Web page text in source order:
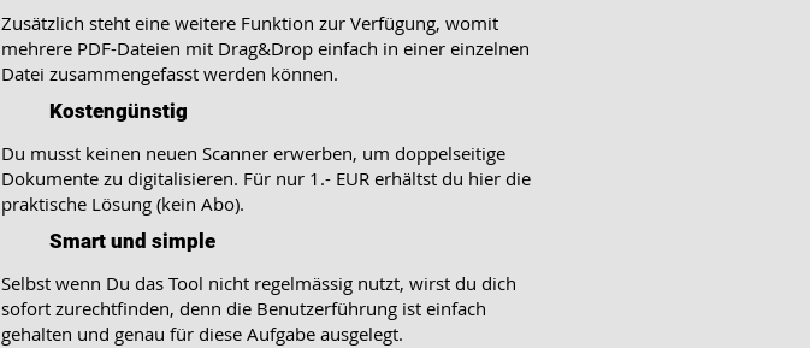
Zusätzlich steht eine weitere Funktion zur Verfügung, womit
mehrere PDF-Dateien mit Drag&Drop einfach in einer einzelnen
Datei zusammengefasst werden können.
Kostengünstig
Du musst keinen neuen Scanner erwerben, um doppelseitige
Dokumente zu digitalisieren. Für nur 1.- EUR erhältst du hier die
praktische Lösung (kein Abo).
Smart und simple
Selbst wenn Du das Tool nicht regelmässig nutzt, wirst du dich
sofort zurechtfinden, denn die Benutzerführung ist einfach
gehalten und genau für diese Aufgabe ausgelegt.